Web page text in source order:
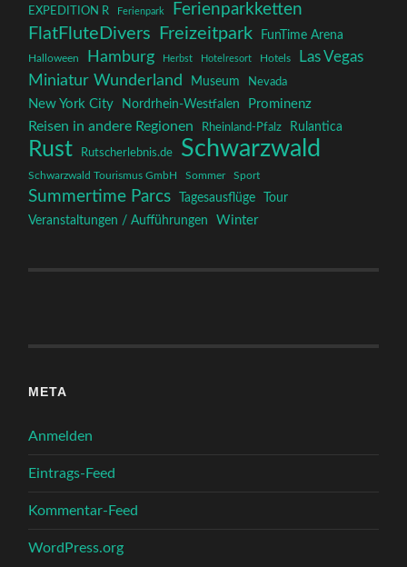
EXPEDITION R Ferienpark Ferienparkketten
FlatFluteDivers Freizeitpark FunTime Arena
Halloween Hamburg Herbst Hotelresort Hotels
Las Vegas
Miniatur Wunderland
Museum Nevada
New York City Nordrhein-Westfalen Prominenz
Reisen in andere Regionen Rheinland-Pfalz Rulantica
Rust Rutscherlebnis.de Schwarzwald
Schwarzwald Tourismus GmbH Sommer Sport
Summertime Parcs Tagesausflüge
Tour
Veranstaltungen / Aufführungen
Winter
META
Anmelden
Eintrags-Feed
Kommentar-Feed
WordPress.org